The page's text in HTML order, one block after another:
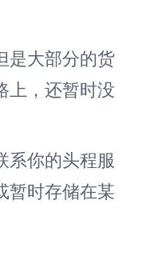
是大部分的货
上，还暂时没
系你的头程服
暂时存储在某